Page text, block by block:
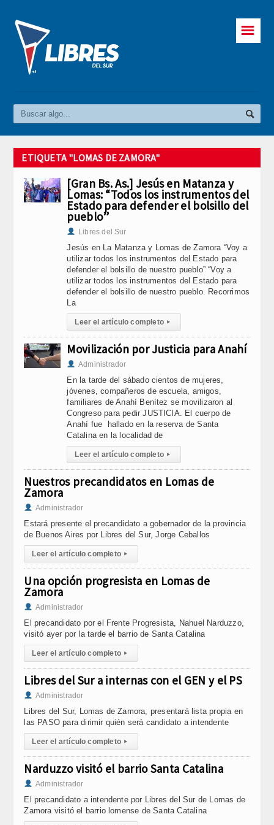
☰
ETIQUETA "LOMAS DE ZAMORA"
[Gran Bs. As.] Jesús en Matanza y
Lomas: “Todos los instrumentos del
Estado para defender el bolsillo del
pueblo”
Libres del Sur
Jesús en La Matanza y Lomas de Zamora “Voy a
utilizar todos los instrumentos del Estado para
defender el bolsillo de nuestro pueblo” “Voy a
utilizar todos los instrumentos del Estado para
defender el bolsillo de nuestro pueblo. Recorrimos
La
Leer el artículo completo ▸
Movilización por Justicia para Anahí
Administrador
En la tarde del sábado cientos de mujeres,
jóvenes, compañeros de escuela, amigos,
familiares de Anahí Benítez se movilizaron al
Congreso para pedir JUSTICIA. El cuerpo de
Anahí fue hallado en la reserva de Santa
Catalina en la localidad de
Leer el artículo completo ▸
Nuestros precandidatos en Lomas de
Zamora
Administrador
Estará presente el precandidato a gobernador de la provincia
de Buenos Aires por Libres del Sur, Jorge Ceballos
Leer el artículo completo ▸
Una opción progresista en Lomas de
Zamora
Administrador
El precandidato por el Frente Progresista, Nahuel Narduzzo,
visitó ayer por la tarde el barrio de Santa Catalina
Leer el artículo completo ▸
Libres del Sur a internas con el GEN y el PS
Administrador
Libres del Sur, Lomas de Zamora, presentará lista propia en
las PASO para dirimir quién será candidato a intendente
Leer el artículo completo ▸
Narduzzo visitó el barrio Santa Catalina
Administrador
El precandidato a intendente por Libres del Sur de Lomas de
Zamora visitó el barrio lomense de Santa Catalina